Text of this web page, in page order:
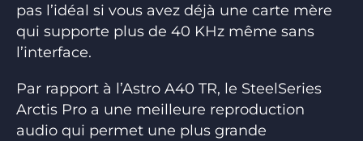
pas l’idéal si vous avez déjà une carte mère
qui supporte plus de 40 KHz même sans
l’interface.
Par rapport à l’Astro A40 TR, le SteelSeries
Arctis Pro a une meilleure reproduction
audio qui permet une plus grande